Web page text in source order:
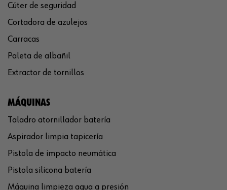
Cúter de seguridad
Cortadora de azulejos
Carracas
Paleta de albañil
Extractor de tornillos
MÁQUINAS
Taladro atornillador batería
Aspirador limpia tapicería
Pistola de impacto neumática
Pistola silicona batería
Máquina limpieza agua a presión